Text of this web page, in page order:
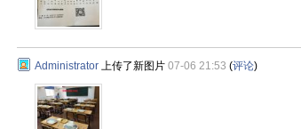
Administrator 上传了新图片 07-06 21:53 (评论)